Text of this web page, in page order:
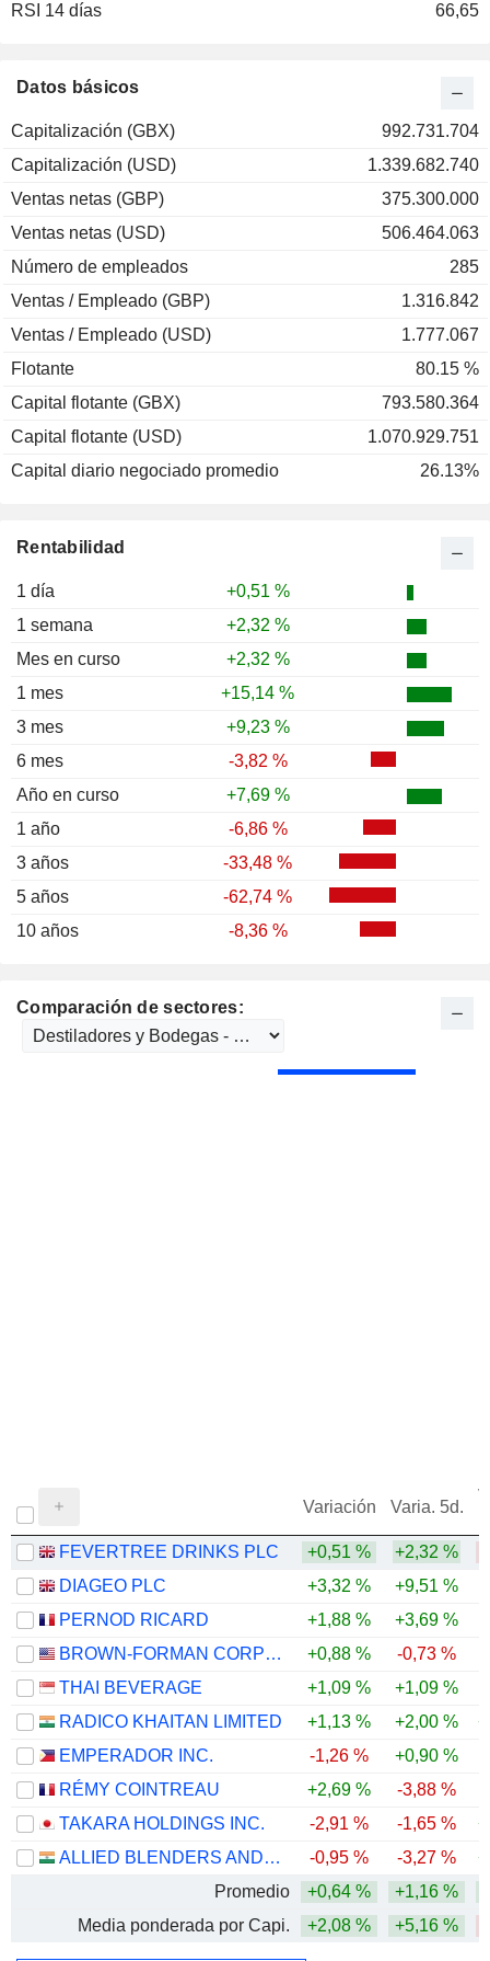
Rentabilidad
1 día
+0,51 %
1 semana
+2,32 %
Mes en curso
+2,32 %
1 mes
+15,14 %
3 mes
+9,23 %
6 mes
-3,82 %
Año en curso
+7,69 %
1 año
-6,86 %
3 años
-33,48 %
5 años
-62,74 %
10 años
-8,36 %
Datos básicos
Capitalización (GBX)
992.731.704
Capitalización (USD)
1.339.682.740
Ventas netas (GBP)
375.300.000
Ventas netas (USD)
506.464.063
Número de empleados
285
Ventas / Empleado (GBP)
1.316.842
Ventas / Empleado (USD)
1.777.067
Flotante
80.15 %
Capital flotante (GBX)
793.580.364
Capital flotante (USD)
1.070.929.751
Capital diario negociado promedio
26.13%
RSI 14 días
66,65
Comparación de sectores:
Variación Varia. 5d.
FEVERTREE DRINKS PLC +0,51 % +2,32 %
DIAGEO PLC
+3,32 % +9,51 %
PERNOD RICARD
+1,88 % +3,69 %
BROWN-FORMAN CORPORATION
+0,88 % -0,73 %
THAI BEVERAGE
+1,09 % +1,09 %
RADICO KHAITAN LIMITED
+1,13 % +2,00 %
EMPERADOR INC.
-1,26 % +0,90 %
RÉMY COINTREAU
+2,69 % -3,88 %
TAKARA HOLDINGS INC.
-2,91 % -1,65 %
ALLIED BLENDERS AND DISTILLERS LIMITED
-0,95 % -3,27 %
Promedio
+0,64 % +1,16 %
Media ponderada por Capi.
+2,08 % +5,16 %